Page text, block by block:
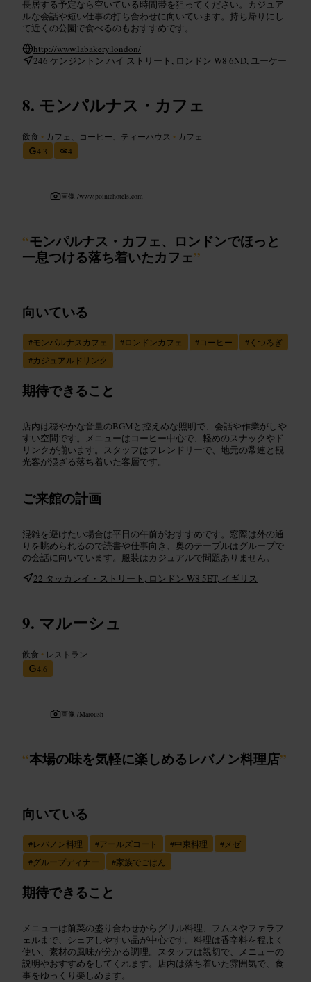
長居する予定なら空いている時間帯を狙ってください。カジュア
ルな会話や短い仕事の打ち合わせに向いています。持ち帰りにし
て近くの公園で食べるのもおすすめです。
http://www.labakery.london/
246 ケンジントン ハイ ストリート, ロンドン W8 6ND, ユーケー
モンパルナス・カフェ
飲食 • カフェ、コーヒー、ティーハウス • カフェ
4.3
4
画像 /www.pointahotels.com
“モンパルナス・カフェ、ロンドンでほっと
一息つける落ち着いたカフェ”
向いている
#モンパルナスカフェ #ロンドンカフェ #コーヒー #くつろぎ
#カジュアルドリンク
期待できること
店内は穏やかな音量のBGMと控えめな照明で、会話や作業がしや
すい空間です。メニューはコーヒー中心で、軽めのスナックやド
リンクが揃います。スタッフはフレンドリーで、地元の常連と観
光客が混ざる落ち着いた客層です。
ご来館の計画
混雑を避けたい場合は平日の午前がおすすめです。窓際は外の通
りを眺められるので読書や仕事向き、奥のテーブルはグループで
の会話に向いています。服装はカジュアルで問題ありません。
22 タッカレイ・ストリート, ロンドン W8 5ET, イギリス
マルーシュ
飲食 • レストラン
4.6
画像 /Maroush
“本場の味を気軽に楽しめるレバノン料理店”
向いている
#レバノン料理 #アールズコート #中東料理 # メゼ
#グループディナー #家族でごはん
期待できること
メニューは前菜の盛り合わせからグリル料理、フムスやファラフ
ェルまで、シェアしやすい品が中心です。料理は香辛料を程よく
使い、素材の風味が分かる調理。スタッフは親切で、メニューの
説明やおすすめをしてくれます。店内は落ち着いた雰囲気で、食
事をゆっくり楽しめます。